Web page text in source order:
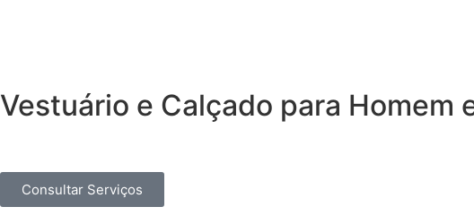
Vestuário e Calçado para Homem
Consultar Serviços